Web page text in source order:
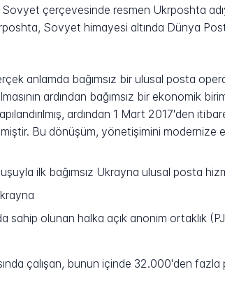
çerçevesinde resmen Ukrposhta
Sovyet himayesi altında Dünya
anlamda bağımsız bir ulusal posta
ardından bağımsız bir ekonomik
ardından 1 Mart 2017'den
Bu dönüşüm, yönetişimini modernize
ilk bağımsız Ukrayna ulusal posta
sahip olunan halka açık anonim ortaklık
çalışan, bunun içinde 32.000'den